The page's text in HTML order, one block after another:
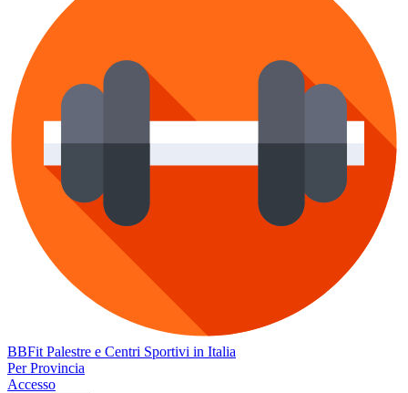
BBFit Palestre e Centri Sportivi in Italia
Per Provincia
Accesso